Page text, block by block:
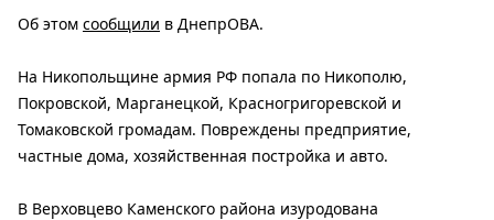
Об этом сообщили в ДнепрОВА.
На Никопольщине армия РФ попала по Никополю,
Покровской, Марганецкой, Красногригоревской и
Томаковской громадам. Повреждены предприятие,
частные дома, хозяйственная постройка и авто.
В Верховцево Каменского района изуродована